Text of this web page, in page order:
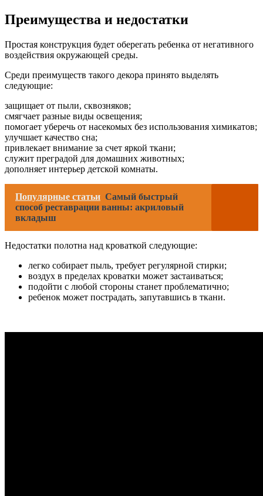
Преимущества и недостатки
Простая конструкция будет оберегать ребенка от негативного
воздействия окружающей среды.
Среди преимуществ такого декора принято выделять
следующие:
защищает от пыли, сквозняков;
смягчает разные виды освещения;
помогает уберечь от насекомых без использования химикатов;
улучшает качество сна;
привлекает внимание за счет яркой ткани;
служит преградой для домашних животных;
дополняет интерьер детской комнаты.
Популярные статьи Самый быстрый
способ реставрации ванны: акриловый
вкладыш
Недостатки полотна над кроваткой следующие:
легко собирает пыль, требует регулярной стирки;
воздух в пределах кроватки может застаиваться;
подойти с любой стороны станет проблематично;
ребенок может пострадать, запутавшись в ткани.